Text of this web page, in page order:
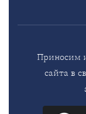
Приносим
сайта в